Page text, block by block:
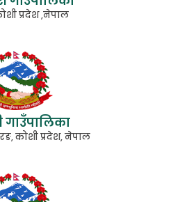
प्रदेश ,नेपाल
गाउँपालिका
कोशी प्रदेश, नेपाल